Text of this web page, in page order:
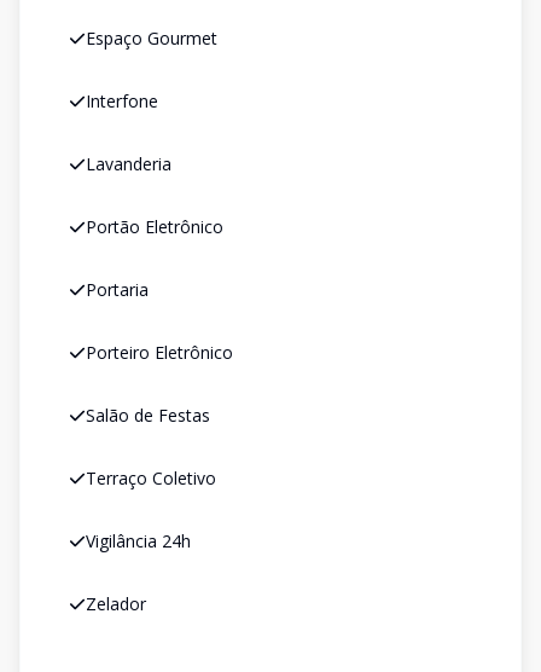
Espaço Gourmet
Interfone
Lavanderia
Portão Eletrônico
Portaria
Porteiro Eletrônico
Salão de Festas
Terraço Coletivo
Vigilância 24h
Zelador